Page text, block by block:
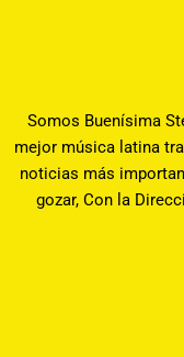
Somos Buenísima
mejor música latina
noticias más
gozar, Con la